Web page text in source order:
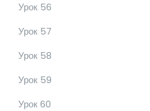
Урок 56
Урок 57
Урок 58
Урок 59
Урок 60